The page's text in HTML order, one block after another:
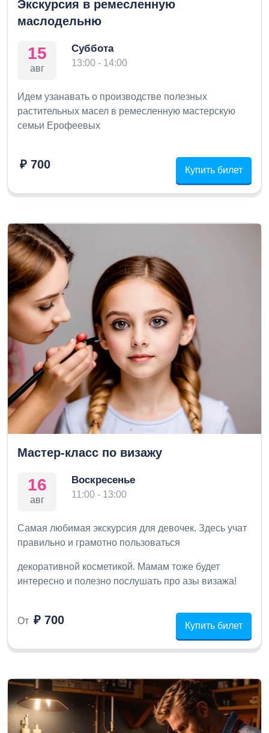
Экскурсия в ремесленную
маслодельню
15
авг
Суббота
13:00 - 14:00
Идем узанавать о производстве полезных
растительных масел в ремесленную мастерскую
семьи Ерофеевых
₽ 700 Купить билет
Мастер-класс по визажу
16
авг
Воскресенье
11:00 - 13:00
Самая любимая экскурсия для девочек. Здесь учат
правильно и грамотно пользоваться
декоративной косметикой. Мамам тоже будет
интересно и полезно послушать про азы визажа!
От ₽ 700 Купить билет